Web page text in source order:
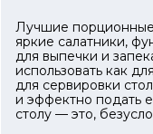
холодильника в
глазурь защищает
впитывает
посудомоечной
Лучшие
яркие салатники,
для выпечки и
использовать как
для сервировки
и эффектно подать
столу — это,